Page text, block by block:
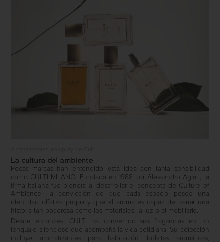
La cultura del ambiente
Pocas marcas han entendido esta idea con tanta sensibilidad
como CULTI MILANO . Fundada en 1988 por Alessandro Agrati, la
firma italiana fue pionera al desarrollar el concepto de Culture of
Ambience: la convicción de que cada espacio posee una
identidad olfativa propia y que el aroma es capaz de narrar una
historia tan poderosa como los materiales, la luz o el mobiliario.
Desde entonces, CULTI ha convertido sus fragancias en un
lenguaje silencioso que acompaña la vida cotidiana. Su colección
incluye aromatizantes para habitación, bolsitas aromáticas,